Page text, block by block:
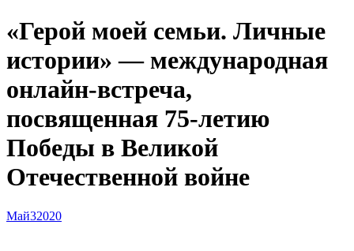
«Герой моей семьи. Личные
истории» — международная
онлайн-встреча,
посвященная 75-летию
Победы в Великой
Отечественной войне
Май32020